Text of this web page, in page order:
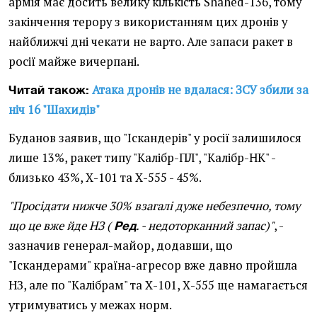
закінчення терору з використанням цих дронів у
найближчі дні чекати не варто. Але запаси ракет в
росії майже вичерпані.
Читай також: Атака дронів не вдалася: ЗСУ збили за
ніч 16 "Шахидів"
Буданов заявив, що "Іскандерів" у росії залишилося
лише 13%, ракет типу "Калібр-ПЛ", "Калібр-НК" -
близько 43%, Х-101 та Х-555 - 45%.
"Просідати нижче 30% взагалі дуже небезпечно, тому
що це вже йде НЗ (Ред. - недоторканний запас)", -
зазначив генерал-майор, додавши, що
"Іскандерами" країна-агресор вже давно пройшла
НЗ, але по "Калібрам" та Х-101, Х-555 ще намагається
утримуватись у межах норм.